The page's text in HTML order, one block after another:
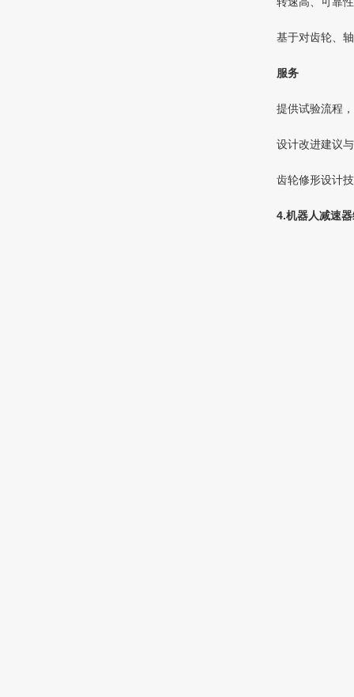
基于对齿轮、
服务
提供试验流程
设计改进建议
齿轮修形设计
4.机器人减速